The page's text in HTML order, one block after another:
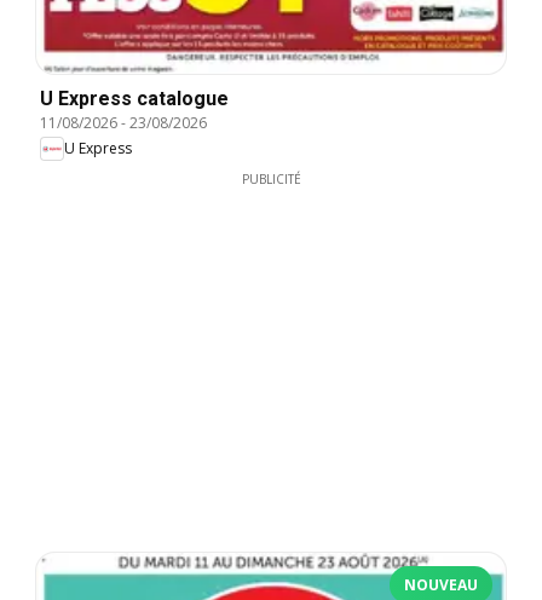
U Express catalogue
11/08/2026-23/08/2026
U Express
PUBLICITÉ
NOUVEAU